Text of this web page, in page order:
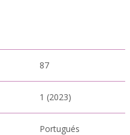
87
1 (2023)
Portugués